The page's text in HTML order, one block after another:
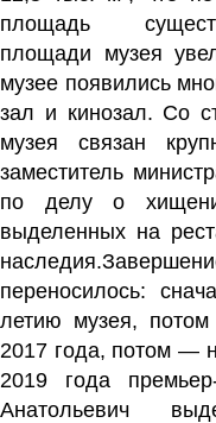
площадь
площади музея
музее появились
зал и кинозал. Со
музея связан
заместитель
по делу о
выделенных на
переносилось:
летию музея,
2017 года, потом —
2019 года
Анатольевич